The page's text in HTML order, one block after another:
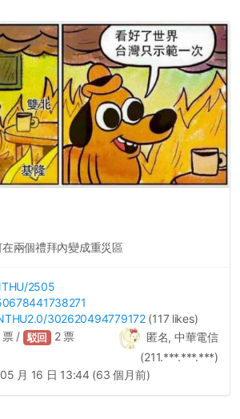
兩個禮拜內變成重災區
/2505
/302620494779172 (117 likes)
匿名, 中華電信
(211.***.***.***)
票 / 駁回 2票
月 16 日 13:44 (63 個月前)